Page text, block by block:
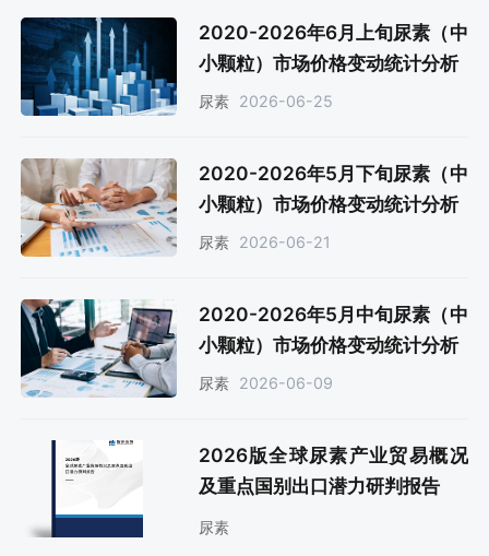
2020-2026年6月上旬尿素（中
小颗粒）市场价格变动统计分析
尿素 2026-06-25
2020-2026年5月下旬尿素（中
小颗粒）市场价格变动统计分析
尿素 2026-06-21
2020-2026年5月中旬尿素（中
小颗粒）市场价格变动统计分析
尿素 2026-06-09
2026版全球尿素产业贸易概况
及重点国别出口潜力研判报告
尿素